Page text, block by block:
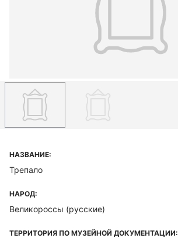
НАЗВАНИЕ:
Трепало
НАРОД:
Великороссы (русские)
ТЕРРИТОРИЯ ПО МУЗЕЙНОЙ ДОКУМЕНТАЦИИ: